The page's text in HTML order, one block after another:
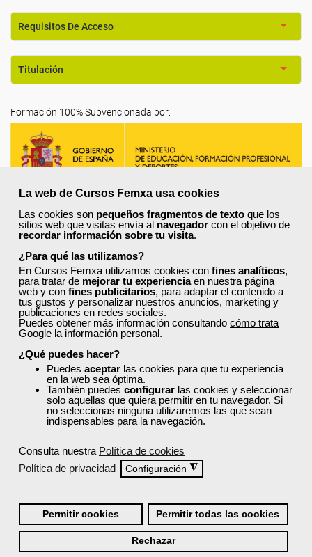
La web de Cursos Femxa usa cookies
Las cookies son pequeños fragmentos de texto que los
sitios web que visitas envía al navegador con el objetivo de
recordar información sobre tu visita.
¿Para qué las utilizamos?
En Cursos Femxa utilizamos cookies con fines analíticos,
para tratar de mejorar tu experienciaen nuestra página
web y con fines publicitarios, para adaptar el contenido a
tus gustos y personalizar nuestros anuncios, marketing y
publicaciones en redes sociales.
Puedes obtener más información consultando cómo trata
Google la información personal.
¿Qué puedes hacer?
Puedes aceptar las cookies para que tu experiencia
en la web sea óptima.
También puedes configurar las cookies y seleccionar
solo aquellas que quiera permitir en tu navegador. Si
no seleccionas ninguna utilizaremos las que sean
indispensables para la navegación.
Consulta nuestra Política de cookies
Política de privacidad
Configuración ◮
Permitir cookies Permitir todas las cookies
Rechazar
Requisitos De Acceso
Titulación
Formación 100% Subvencionada por:
Comentarios (0)
Preguntas frecuentes sobre la
formación de Femxa
Resolvemos las dudas más habituales sobre nuestra
formación, metodología, equipo docente y ventajas
para el alumnado.
competencia?
¿Por qué solicitar plaza en Femxa cuando se
puede hacer directamente desde el SEPE?